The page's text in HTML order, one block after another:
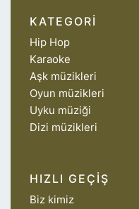
KATEGORI
Hip Hop
Karaoke
Aşk müzikleri
Oyun müzikleri
Uyku müziği
Dizi müzikleri
HIZLI GEÇIŞ
Biz kimiz